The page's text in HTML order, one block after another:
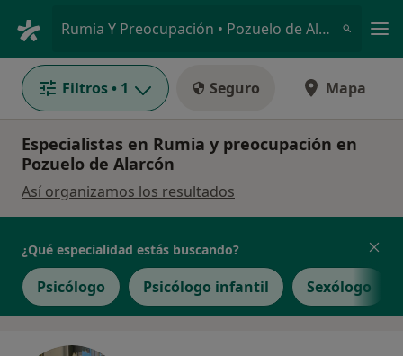
Rumia Y Preocupación • Pozuelo de Alarcón, Madrid
Filtros • 1 Seguro Mapa
Especialistas en Rumia y preocupación en
Pozuelo de Alarcón
Así organizamos los resultados
¿Qué especialidad estás buscando?
Psicólogo Psicólogo infantil Sexólogo